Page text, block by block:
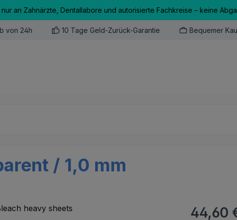
an Zahnärzte, Dentallabore und autorisierte Fachkreise – keine
von 24h 10 Tage Geld-Zurück-Garantie Bequemer
/ 1,0 mm
Regulärer
44,60